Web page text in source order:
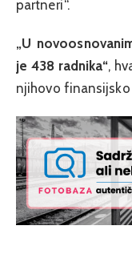
partneri“.
„U
je 438 radnika“,
njihovo finansijsko